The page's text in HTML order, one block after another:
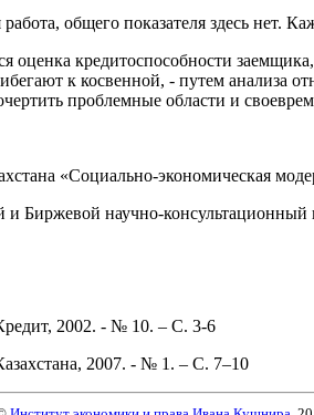
общего показателя здесь нет.
кредитоспособности
к косвенной, - путем
проблемные области и
«Социально-экономическая
Биржевой научно-консультационный
2002. - № 10. – С. 3-6
2007. - № 1. – С. 7–10